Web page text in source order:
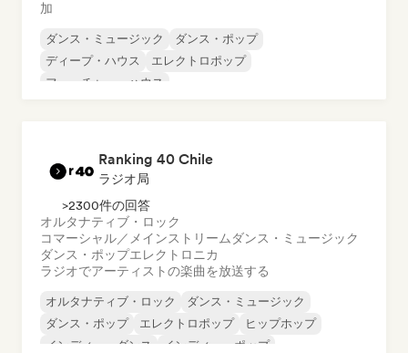
加
ダンス・ミュージック
ダンス・ポップ
ディープ・ハウス
エレクトロポップ
フューチャー・ハウス
Ranking 40 Chile
ラジオ局
>2300件の回答
オルタナティブ・ロック
コマーシャル／メインストリーム ダンス・ミュージック
ダンス・ポップエレクトロニカ
ラジオでアーティストの楽曲を放送する
オルタナティブ・ロック
ダンス・ミュージック
ダンス・ポップ
エレクトロポップ
ヒップホップ
インディー・ダンス
インディー・ポップ